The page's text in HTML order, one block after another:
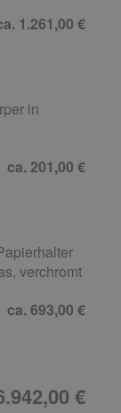
1.261,00 €
in
ca. 201,00 €
verchromt
ca. 693,00 €
€